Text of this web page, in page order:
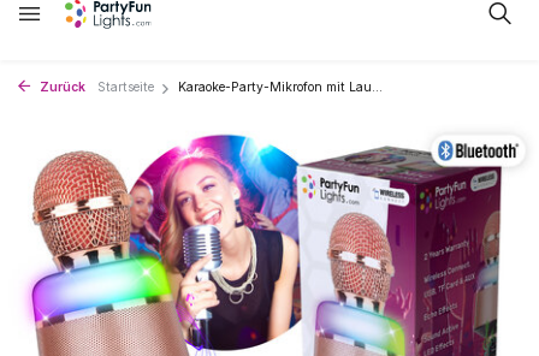
Zurück Startseite Karaoke-Party-Mikrofon mit Lau...